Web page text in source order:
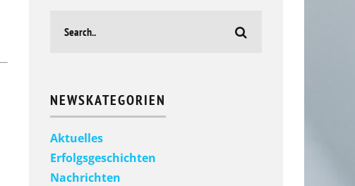
NEWSKATEGORIEN
Aktuelles
Erfolgsgeschichten
Nachrichten